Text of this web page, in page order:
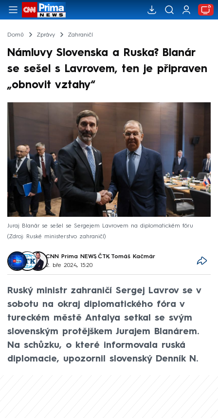
Domů Zprávy Zahraničí
Námluvy Slovenska a Ruska? Blanár
se sešel s Lavrovem, ten je připraven
„obnovit vztahy“
Juraj Blanár se sešel se Sergejem Lavrovem na diplomatickém fóru
Zdroj: Ruské ministerstvo zahraničí
CNN Prima NEWS, ČTK, Tomáš Kačmár
2. bře 2024, 15:20
Ruský ministr zahraničí Sergej Lavrov se v
sobotu na okraj diplomatického fóra v
tureckém městě Antalya setkal se svým
slovenským protějškem Jurajem Blanárem.
Na schůzku, o které informovala ruská
diplomacie, upozornil slovenský Denník N.